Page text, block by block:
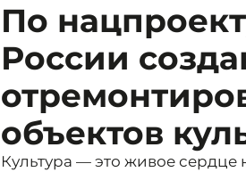
По
России
объектов
Культура — это живое сердце